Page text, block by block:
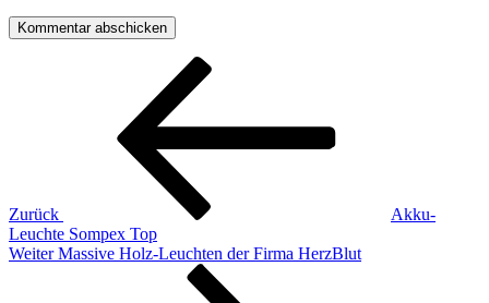
Beitragsnavigation
Zurück
Akku-
Leuchte Sompex Top
Nächster
Weiter Massive Holz-Leuchten der Firma HerzBlut